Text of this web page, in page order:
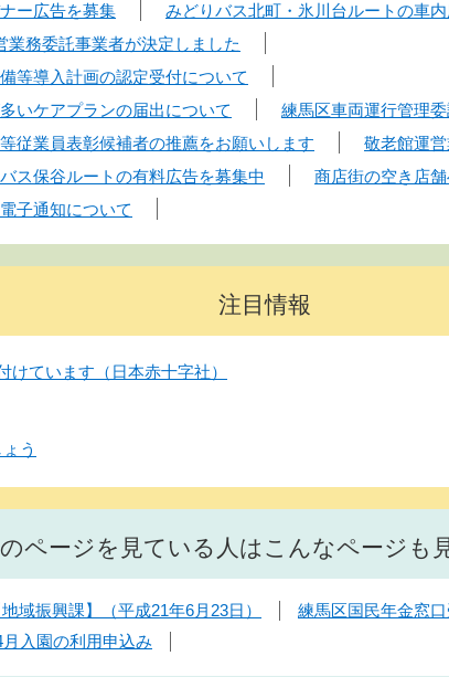
ー広告を募集
みどりバス北町・氷川台ルートの車
務委託事業者が決定しました
等導入計画の認定受付について
いケアプランの届出について
練馬区車両運行管理
従業員表彰候補者の推薦をお願いします
敬老館運
ス保谷ルートの有料広告を募集中
商店街の空き店
子通知について
注目情報
ています（日本赤十字社）
う
ページを見ている人はこんなページも
域振興課】（平成21年6月23日）
練馬区国民年金窓
入園の利用申込み